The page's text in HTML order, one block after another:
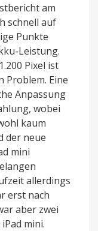
am
schnell auf
Punkte
Leistung.
Pixel ist
Problem. Eine
Anpassung
wobei
kaum
der neue
mini
allerdings
erst nach
aber zwei
mini.